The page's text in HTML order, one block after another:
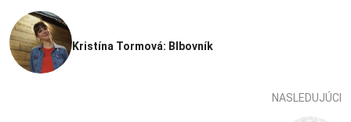
Kristína Tormová: Blbovník
NASLEDUJÚCI